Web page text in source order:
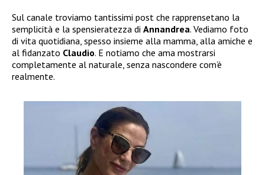
Sul canale troviamo tantissimi post che rapprensetano la
semplicità e la spensieratezza di Annandrea. Vediamo foto
di vita quotidiana, spesso insieme alla mamma, alla amiche e
al fidanzato Claudio. E notiamo che ama mostrarsi
completamente al naturale, senza nascondere com’è
realmente.